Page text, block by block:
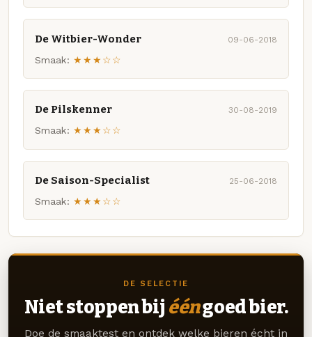
De Witbier-Wonder 09-06-2018
Smaak: ★★★☆☆
De Pilskenner 30-08-2019
Smaak: ★★★☆☆
De Saison-Specialist 25-06-2018
Smaak: ★★★☆☆
DE SELECTIE
Niet stoppen bij ééngoed bier.
Doe de smaaktest en ontdek welke bieren écht in